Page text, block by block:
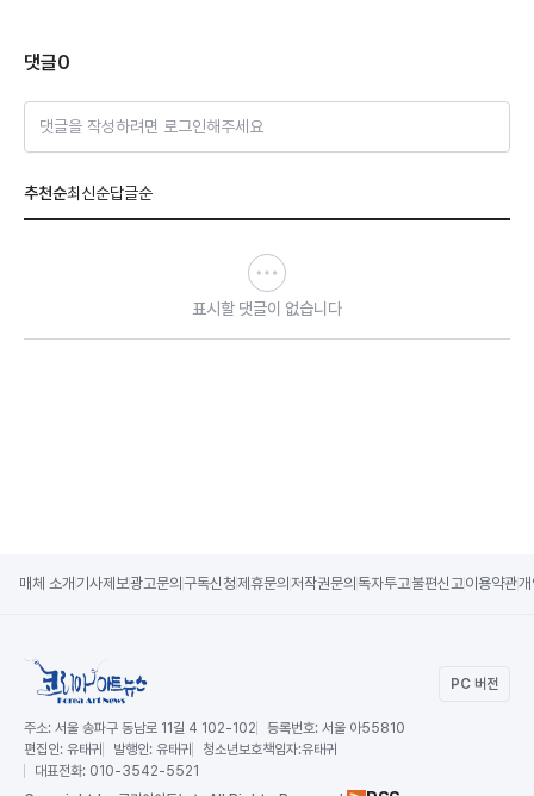
댓글0
댓글을 작성하려면 로그인해주세요
추천순최신순답글순
표시할 댓글이 없습니다
매체 소개 기사제보광고문의 구독신청제휴문의 저작권문의 독자투고불편신고이용약관
PC 버전
주소: 서울 송파구 동남로 11길 4 102-102 등록번호: 서울 아55810
편집인: 유태귀 발행인: 유태귀 청소년보호책임자:유태귀
대표전화: 010-3542-5521